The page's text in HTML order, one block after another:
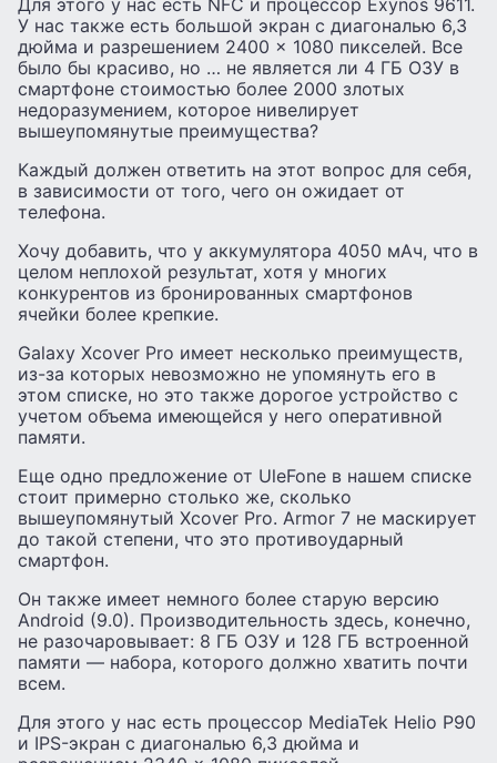
У нас также есть большой экран с диагональю 6,3
дюйма и разрешением 2400 × 1080 пикселей. Все
было бы красиво, но … не является ли 4 ГБ ОЗУ в
смартфоне стоимостью более 2000 злотых
недоразумением, которое нивелирует
вышеупомянутые преимущества?
Каждый должен ответить на этот вопрос для себя,
в зависимости от того, чего он ожидает от
телефона.
Хочу добавить, что у аккумулятора 4050 мАч, что в
целом неплохой результат, хотя у многих
конкурентов из бронированных смартфонов
ячейки более крепкие.
Galaxy Xcover Pro имеет несколько преимуществ,
из-за которых невозможно не упомянуть его в
этом списке, но это также дорогое устройство с
учетом объема имеющейся у него оперативной
памяти.
Еще одно предложение от UleFone в нашем списке
стоит примерно столько же, сколько
вышеупомянутый Xcover Pro. Armor 7 не маскирует
до такой степени, что это противоударный
смартфон.
Он также имеет немного более старую версию
Android (9.0). Производительность здесь, конечно,
не разочаровывает: 8 ГБ ОЗУ и 128 ГБ встроенной
памяти — набора, которого должно хватить почти
всем.
Для этого у нас есть процессор MediaTek Helio P90
и IPS-экран с диагональю 6,3 дюйма и